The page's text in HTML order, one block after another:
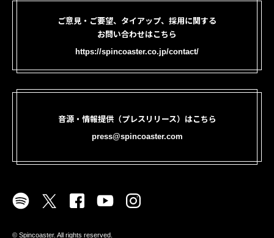
ご意見・ご要望、タイアップ、採用に関する
お問い合わせはこちら
https://spincoaster.co.jp/contact/
音源・情報提供（プレスリリース）はこちら
press@spincoaster.com
©︎ Spincoaster. All rights reserved.